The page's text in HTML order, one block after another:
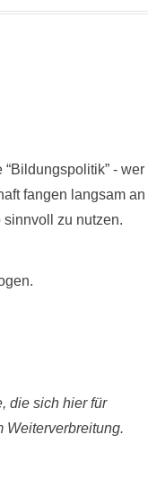
- wer
fangen langsam an
zu nutzen.
die sich hier für
Weiterverbreitung.